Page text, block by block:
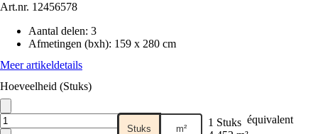
Art.nr. 12456578
Aantal delen: 3
Afmetingen (bxh): 159 x 280 cm
Meer artikeldetails
Hoeveelheid (Stuks)
Stuks m² 1 Stuks équivalent